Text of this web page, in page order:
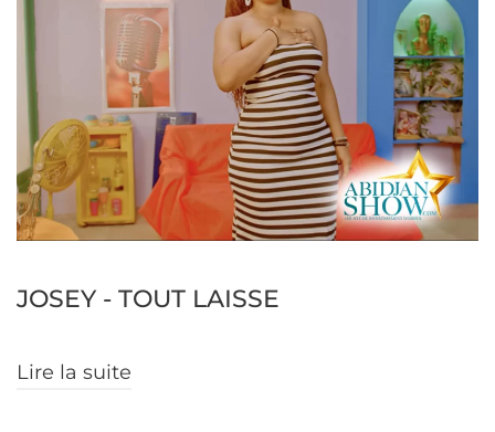
JOSEY - TOUT LAISSE
Lire la suite